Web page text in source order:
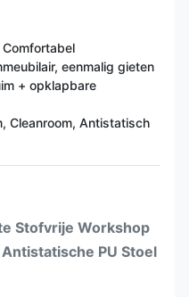
eenmalig gieten
+ opklapbare
Cleanroom, Antistatisch
Stofvrije Workshop
PU Stoel